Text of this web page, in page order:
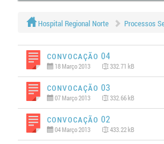
Hospital Regional Norte Processos
Convocação 04
18 Março 2013 332.71 kB
Convocação 03
07 Março 2013 332.66 kB
Convocação 02
04 Março 2013 433.22 kB